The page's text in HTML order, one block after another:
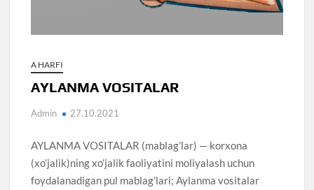
A HARFI
AYLANMA VOSITALAR
Admin 27.10.2021
AYLANMA VOSITALAR (mablag’lar) — korxona
(xo’jalik)ning xo’jalik faoliyatini moliyalash uchun
foydalanadigan pul mablag’lari; Aylanma vositalar